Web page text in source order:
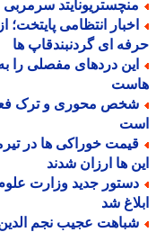
سرمربی
انتظامی پایتخت؛ از
ای گردنبندقاپ ها
دردهای مفصلی را به
محوری و ترک فعل،
خوراکی ها در تیرماه
ها ارزان شدند
جدید وزارت علوم
شد
عجیب نجم الدین